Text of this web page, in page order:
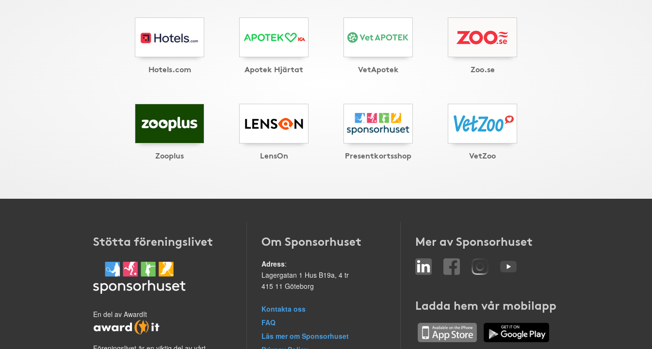
Hotels.com Apotek Hjärtat VetApotek Zoo.se
Zooplus LensOn Presentkortsshop VetZoo
Stötta föreningslivet
En del av AwardIt
Om Sponsorhuset
Adress:
Lagergatan 1 Hus B19a, 4 tr
415 11 Göteborg
Kontakta oss
FAQ
Läs mer om Sponsorhuset
Mer av Sponsorhuset
Ladda hem vår mobilapp